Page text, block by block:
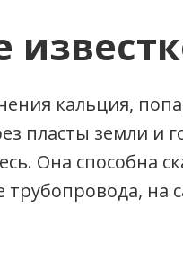
кальция,
пласты земли и
Она способна
трубопровода, на